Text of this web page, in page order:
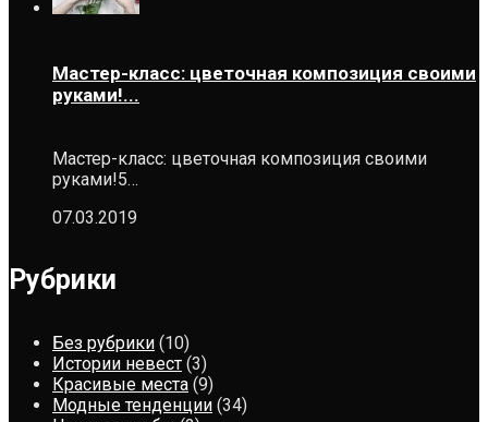
Мастер-класс: цветочная композиция своими
руками!...
Мастер-класс: цветочная композиция своими
руками!5…
07.03.2019
Рубрики
Без рубрики (10)
Истории невест (3)
Красивые места (9)
Модные тенденции (34)